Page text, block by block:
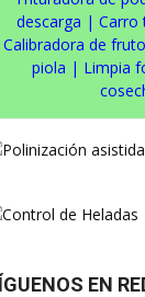
descarga | Carro
Calibradora de
piola | Limpia
EN